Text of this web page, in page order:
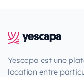
Yescapa est une
location entre